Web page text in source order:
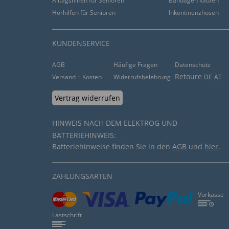
hilfreich (0) nicht hilfreich (0)
Tip Top..
“Super Geshenkidee..”
hilfreich (2)
Rätselbox
vonUdo S. vom17.12.2019
Rätsel-Fenster
von
Hörhilfen für Senioren
Inkontinenzhosen
KUNDENSERVICE
AGB Häufige Fragen
Datenschutz
Versand + Kosten
Widerrufsbelehrung Retoure DE AT
Vertrag widerrufen
HINWEIS NACH DEM ELEKTROG UND
BATTERIEHINWEIS:
Batteriehinweise finden Sie in den AGB und hier.
ZAHLUNGSARTEN
Vorkasse
Lastschrift